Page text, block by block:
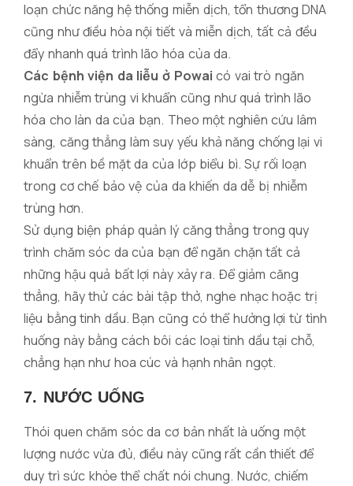
loạn chức năng hệ thống miễn dịch, tổn thương DNA
cũng như điều hòa nội tiết và miễn dịch, tất cả đều
đẩy nhanh quá trình lão hóa của da.
Các bệnh viện da liễu ở Powai có vai trò ngăn
ngừa nhiễm trùng vi khuẩn cũng như quá trình lão
hóa cho làn da của bạn. Theo một nghiên cứu lâm
sàng, căng thẳng làm suy yếu khả năng chống lại vi
khuẩn trên bề mặt da của lớp biểu bì. Sự rối loạn
trong cơ chế bảo vệ của da khiến da dễ bị nhiễm
trùng hơn.
Sử dụng biện pháp quản lý căng thẳng trong quy
trình chăm sóc da của bạn để ngăn chặn tất cả
những hậu quả bất lợi này xảy ra. Để giảm căng
thẳng, hãy thử các bài tập thở, nghe nhạc hoặc trị
liệu bằng tinh dầu. Bạn cũng có thể hưởng lợi từ tình
huống này bằng cách bôi các loại tinh dầu tại chỗ,
chẳng hạn như hoa cúc và hạnh nhân ngọt.
7. NƯỚC UỐNG
Thói quen chăm sóc da cơ bản nhất là uống một
lượng nước vừa đủ, điều này cũng rất cần thiết để
duy trì sức khỏe thể chất nói chung. Nước, chiếm